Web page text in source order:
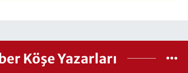
Köşe Yazarları